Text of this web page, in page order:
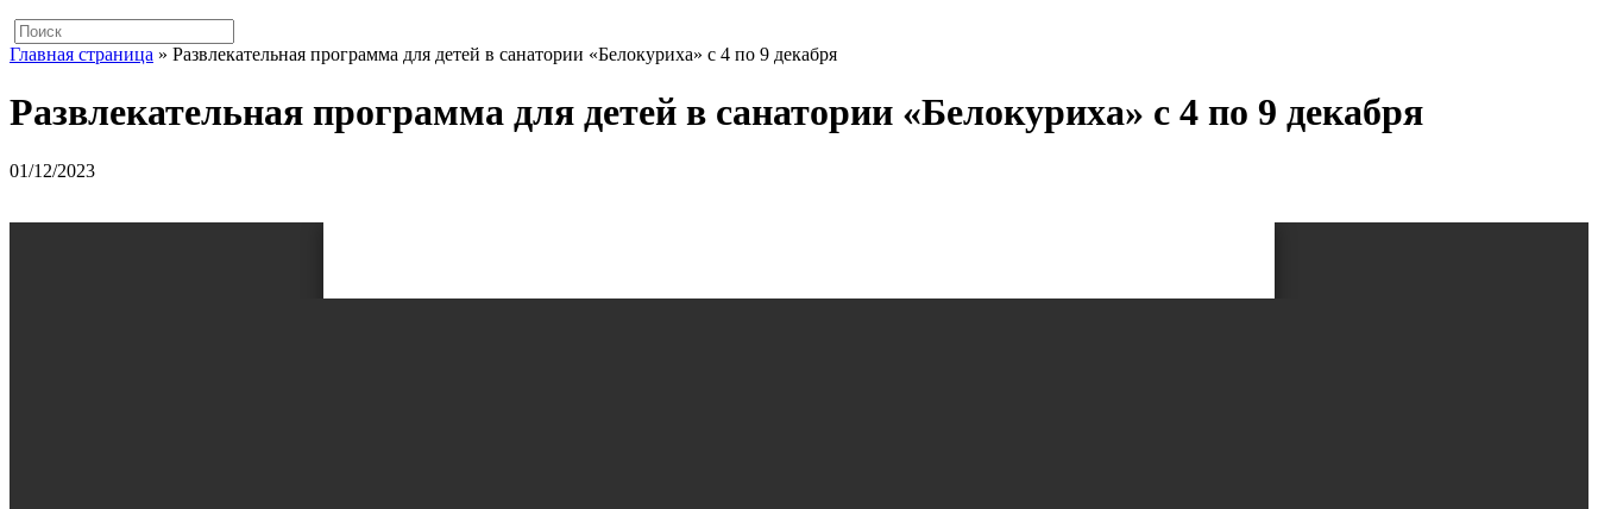
Главная страница » Развлекательная программа для детей в санатории «Белокуриха» с 4 по 9 декабря
Развлекательная программа для детей в санатории «Белокуриха» с 4 по 9 декабря
01/12/2023